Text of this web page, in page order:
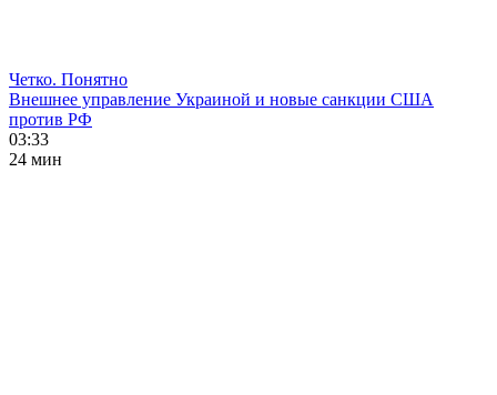
Четко. Понятно
Внешнее управление Украиной и новые санкции США
против РФ
03:33
24 мин